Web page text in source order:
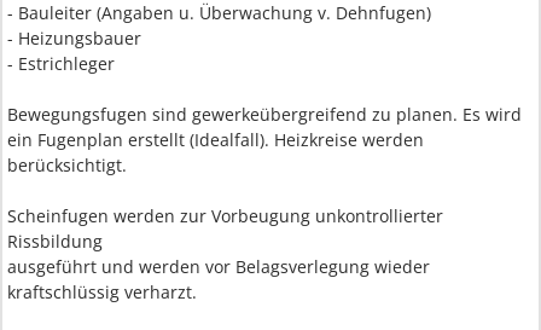
- Bauleiter (Angaben u. Überwachung v. Dehnfugen)
- Heizungsbauer
- Estrichleger
Bewegungsfugen sind gewerkeübergreifend zu planen. Es wird
ein Fugenplan erstellt (Idealfall). Heizkreise werden
berücksichtigt.
Scheinfugen werden zur Vorbeugung unkontrollierter
Rissbildung
ausgeführt und werden vor Belagsverlegung wieder
kraftschlüssig verharzt.